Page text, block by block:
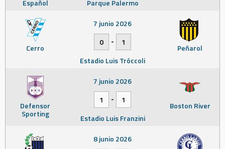
Español
Parque Palermo
Cerro Peñarol
7 junio 2026
0
-
1
Estadio Luis Tróccoli
Defensor
Sporting
Boston River
7 junio 2026
1
-
1
Estadio Luis Franzini
8 junio 2026